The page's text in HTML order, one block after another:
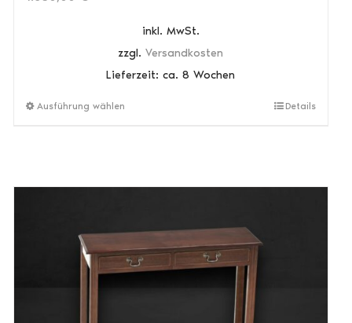
inkl. MwSt.
zzgl.Versandkosten
Lieferzeit:ca. 8 Wochen
Ausführung wählen
Optionen
können
auf
der
Produktseite
gewählt
Details